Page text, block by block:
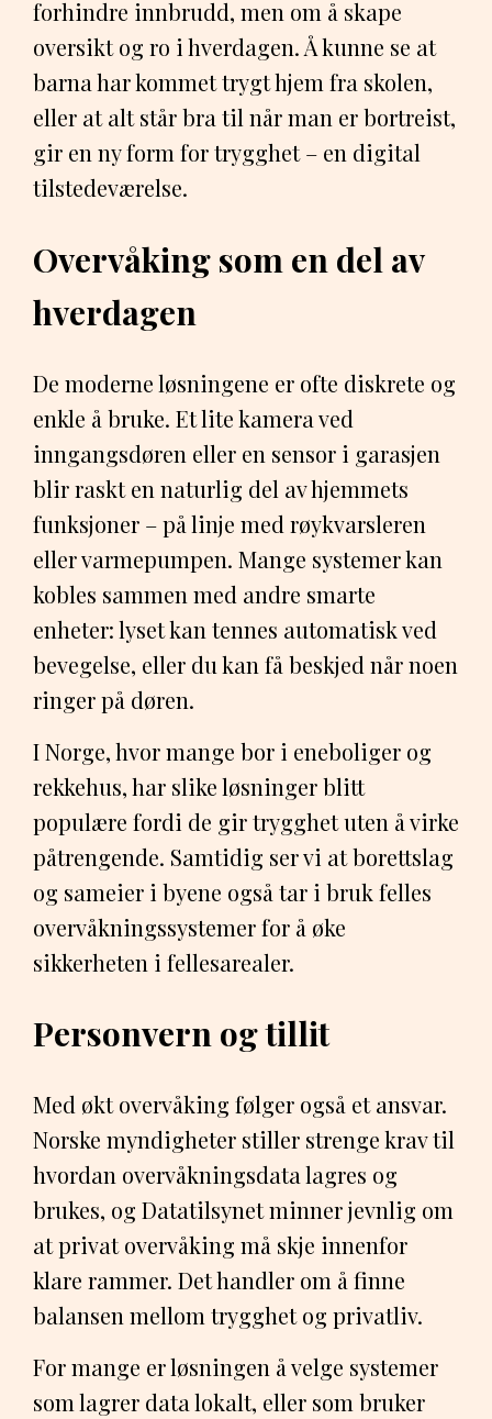
forhindre innbrudd, men om å skape
oversikt og ro i hverdagen. Å kunne se at
barna har kommet trygt hjem fra skolen,
eller at alt står bra til når man er bortreist,
gir en ny form for trygghet – en digital
tilstedeværelse.
Overvåking som en del av
hverdagen
De moderne løsningene er ofte diskrete og
enkle å bruke. Et lite kamera ved
inngangsdøren eller en sensor i garasjen
blir raskt en naturlig del av hjemmets
funksjoner – på linje med røykvarsleren
eller varmepumpen. Mange systemer kan
kobles sammen med andre smarte
enheter: lyset kan tennes automatisk ved
bevegelse, eller du kan få beskjed når noen
ringer på døren.
I Norge, hvor mange bor i eneboliger og
rekkehus, har slike løsninger blitt
populære fordi de gir trygghet uten å virke
påtrengende. Samtidig ser vi at borettslag
og sameier i byene også tar i bruk felles
overvåkningssystemer for å øke
sikkerheten i fellesarealer.
Personvern og tillit
Med økt overvåking følger også et ansvar.
Norske myndigheter stiller strenge krav til
hvordan overvåkningsdata lagres og
brukes, og Datatilsynet minner jevnlig om
at privat overvåking må skje innenfor
klare rammer. Det handler om å finne
balansen mellom trygghet og privatliv.
For mange er løsningen å velge systemer
som lagrer data lokalt, eller som bruker